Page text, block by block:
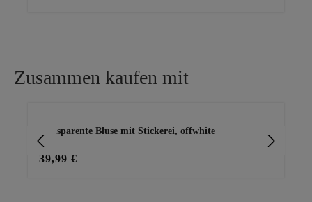
Zusammen kaufen mit
transparente Bluse mit Stickerei, offwhite
39,99 €